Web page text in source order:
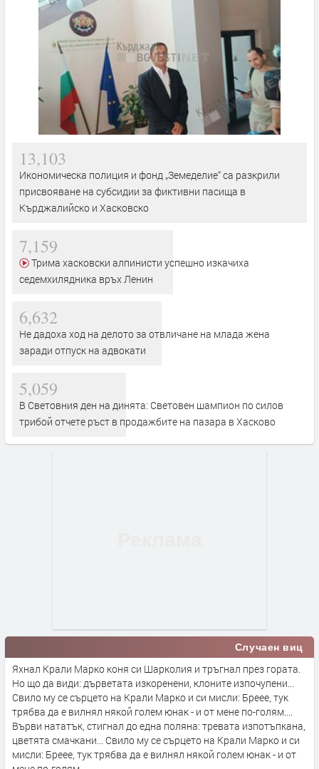
13,103
Икономическа полиция и фонд „Земеделие“ са разкрили
присвояване на субсидии за фиктивни пасища в
Кърджалийско и Хасковско
7,159
седемхилядника връх Ленин
6,632
Не дадоха ход на делото за отвличане на млада жена
заради отпуск на адвокати
5,059
В Световния ден на динята: Световен шампион по силов
трибой отчете ръст в продажбите на пазара в Хасково
Случаен виц
Яхнал Крали Марко коня си Шарколия и тръгнал през гората.
Но що да види: дърветата изкоренени, клоните изпочупени...
Свило му се сърцето на Крали Марко и си мисли: Бреее, тук
трябва да е вилнял някой голем юнак - и от мене по-голям....
Върви нататък, стигнал до една поляна: тревата изпотъпкана,
цветята смачкани... Свило му се сърцето на Крали Марко и си
мисли: Бреее, тук трябва да е вилнял някой голем юнак - и от